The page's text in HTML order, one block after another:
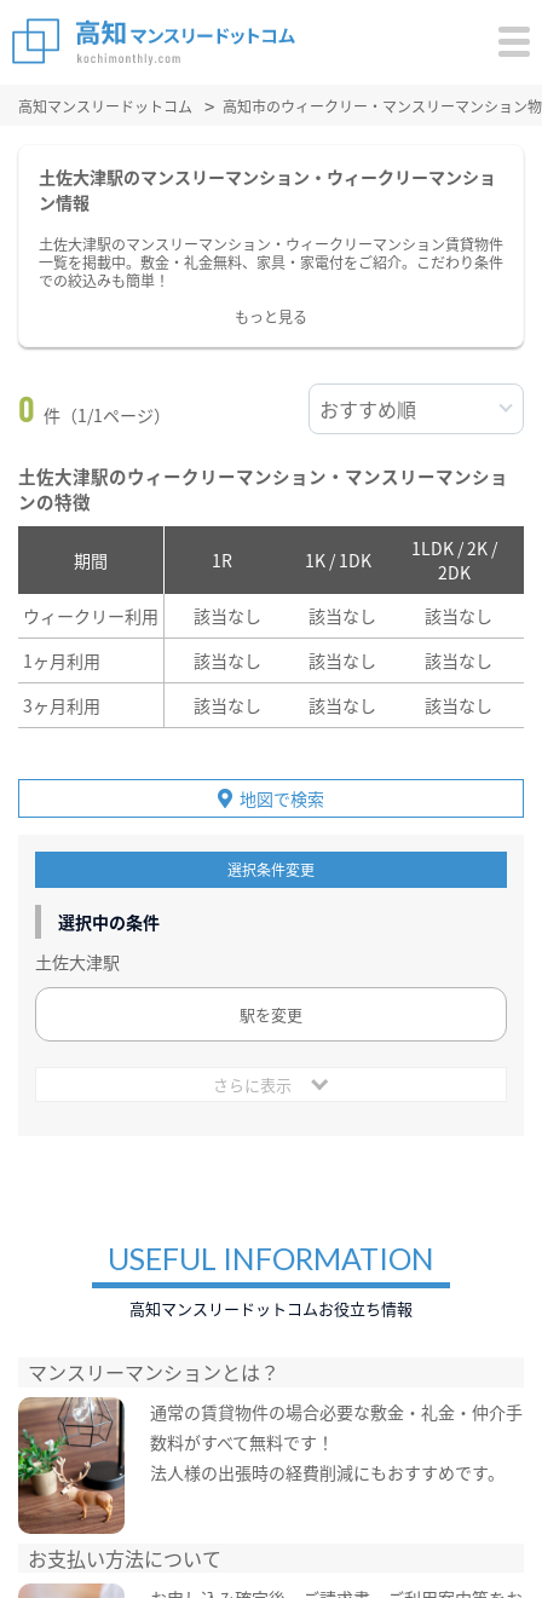
高知マンスリードットコム 高知市のウィークリー・マンスリーマンション
土佐大津駅のマンスリーマンション・ウィークリーマンショ
ン情報
土佐大津駅のマンスリーマンション・ウィークリーマンション賃貸物件
一覧を掲載中。敷金・礼金無料、家具・家電付をご紹介。こだわり条件
での絞込みも簡単！
もっと見る
0 件（1/1ページ）
土佐大津駅のウィークリーマンション・マンスリーマンショ
ンの特徴
期間 1R 1K / 1DK
1LDK / 2K /
2DK
ウィークリー利用 該当なし 該当なし 該当なし
1ヶ月利用
該当なし 該当なし 該当なし
3ヶ月利用
該当なし 該当なし 該当なし
地図で検索
選択条件変更
選択中の条件
土佐大津駅
駅を変更
さらに表示
USEFUL INFORMATION
高知マンスリードットコムお役立ち情報
マンスリーマンションとは？
通常の賃貸物件の場合必要な敷金・礼金・仲介手
数料がすべて無料です！
法人様の出張時の経費削減にもおすすめです。
お支払い方法について